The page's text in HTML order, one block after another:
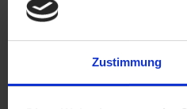
Zustimmung